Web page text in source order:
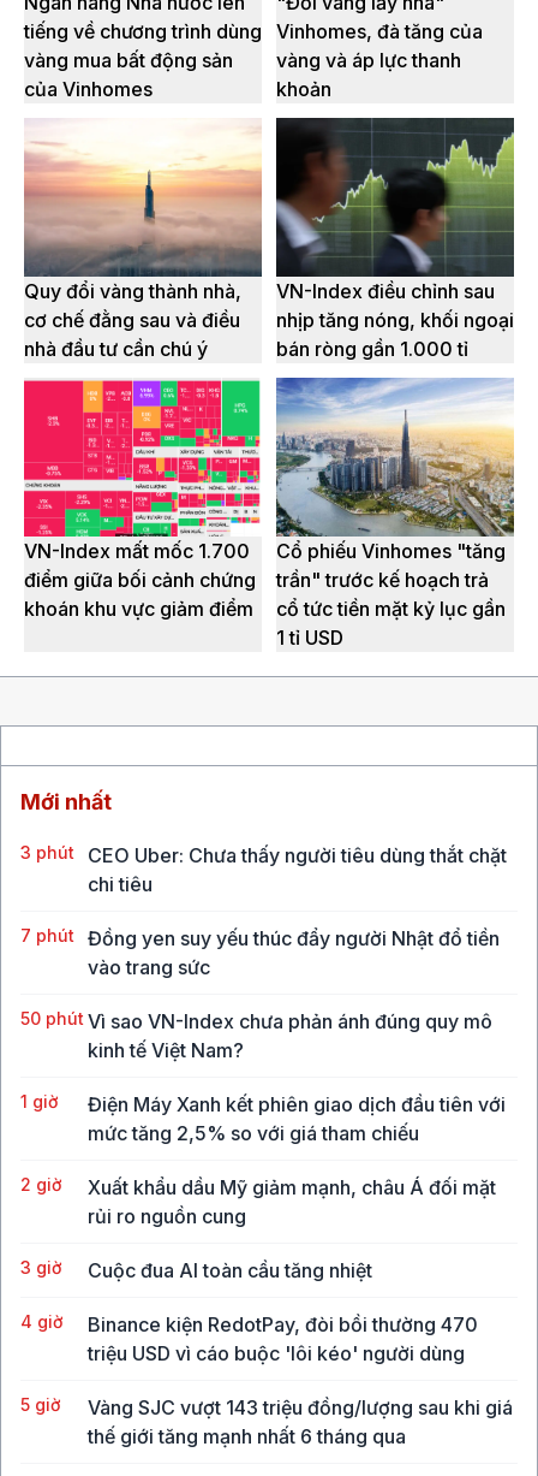
tiếng về chương trình dùng
vàng mua bất động sản
của Vinhomes
Vinhomes, đà tăng của
vàng và áp lực thanh
khoản
Quy đổi vàng thành nhà,
cơ chế đằng sau và điều
nhà đầu tư cần chú ý
VN-Index điều chỉnh sau
nhịp tăng nóng, khối ngoại
bán ròng gần 1.000 tỉ
VN-Index mất mốc 1.700
điểm giữa bối cảnh chứng
khoán khu vực giảm điểm
Cổ phiếu Vinhomes "tăng
trần" trước kế hoạch trả
cổ tức tiền mặt kỷ lục gần
1 tỉ USD
Mới nhất
3 phút
CEO Uber: Chưa thấy người tiêu dùng thắt chặt
chi tiêu
7 phút
Đồng yen suy yếu thúc đẩy người Nhật đổ tiền
vào trang sức
50 phút Vì sao VN-Index chưa phản ánh đúng quy mô
kinh tế Việt Nam?
1 giờ
Điện Máy Xanh kết phiên giao dịch đầu tiên với
mức tăng 2,5% so với giá tham chiếu
2 giờ
Xuất khẩu dầu Mỹ giảm mạnh, châu Á đối mặt
rủi ro nguồn cung
3 giờ Cuộc đua AI toàn cầu tăng nhiệt
4 giờ
Binance kiện RedotPay, đòi bồi thường 470
triệu USD vì cáo buộc 'lôi kéo' người dùng
5 giờ
Vàng SJC vượt 143 triệu đồng/lượng sau khi giá
thế giới tăng mạnh nhất 6 tháng qua